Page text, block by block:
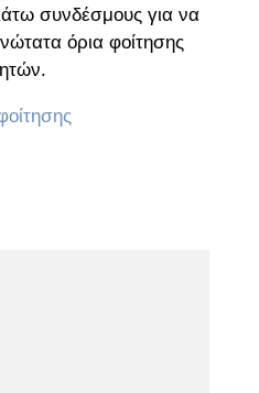
συνδέσμους για να
όρια φοίτησης